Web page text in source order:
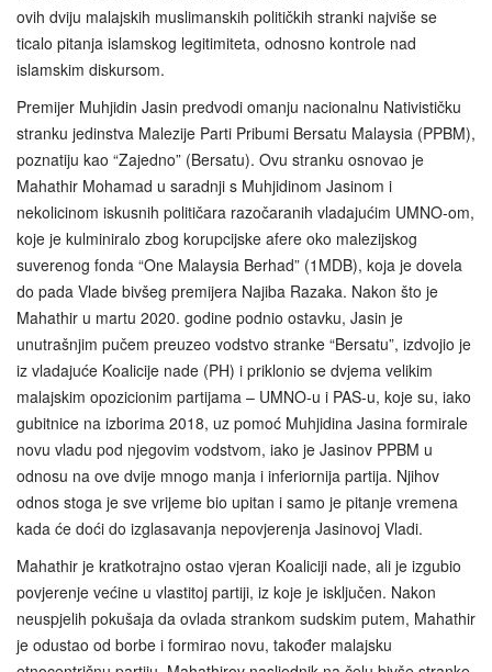
ovih dviju malajskih muslimanskih političkih stranki najviše se
ticalo pitanja islamskog legitimiteta, odnosno kontrole nad
islamskim diskursom.
Premijer Muhjidin Jasin predvodi omanju nacionalnu Nativističku
stranku jedinstva Malezije Parti Pribumi Bersatu Malaysia (PPBM),
poznatiju kao “Zajedno” (Bersatu). Ovu stranku osnovao je
Mahathir Mohamad u saradnji s Muhjidinom Jasinom i
nekolicinom iskusnih političara razočaranih vladajućim UMNO-om,
koje je kulminiralo zbog korupcijske afere oko malezijskog
suverenog fonda “One Malaysia Berhad” (1MDB), koja je dovela
do pada Vlade bivšeg premijera Najiba Razaka. Nakon što je
Mahathir u martu 2020. godine podnio ostavku, Jasin je
unutrašnjim pučem preuzeo vodstvo stranke “Bersatu”, izdvojio je
iz vladajuće Koalicije nade (PH) i priklonio se dvjema velikim
malajskim opozicionim partijama – UMNO-u i PAS-u, koje su, iako
gubitnice na izborima 2018, uz pomoć Muhjidina Jasina formirale
novu vladu pod njegovim vodstvom, iako je Jasinov PPBM u
odnosu na ove dvije mnogo manja i inferiornija partija. Njihov
odnos stoga je sve vrijeme bio upitan i samo je pitanje vremena
kada će doći do izglasavanja nepovjerenja Jasinovoj Vladi.
Mahathir je kratkotrajno ostao vjeran Koaliciji nade, ali je izgubio
povjerenje većine u vlastitoj partiji, iz koje je isključen. Nakon
neuspjelih pokušaja da ovlada strankom sudskim putem, Mahathir
je odustao od borbe i formirao novu, također malajsku